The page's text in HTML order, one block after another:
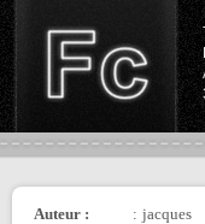
Auteur : : jacques